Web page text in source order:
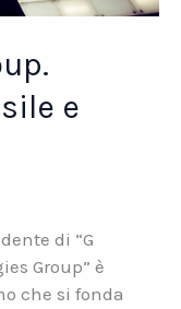
e
di “G
Group” è
che si fonda